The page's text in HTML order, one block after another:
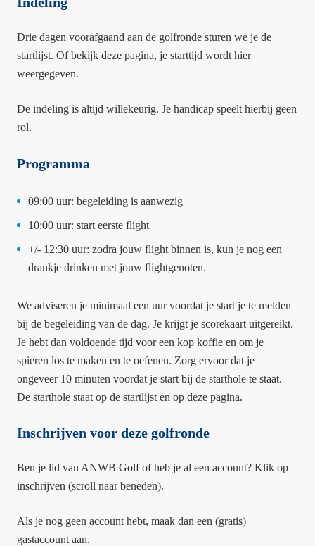
Drie dagen voorafgaand aan de golfronde sturen we je de
startlijst. Of bekijk deze pagina, je starttijd wordt hier
weergegeven.
De indeling is altijd willekeurig. Je handicap speelt hierbij geen
rol.
Programma
09:00 uur: begeleiding is aanwezig
10:00 uur: start eerste flight
+/- 12:30 uur: zodra jouw flight binnen is, kun je nog een
drankje drinken met jouw flightgenoten.
We adviseren je minimaal een uur voordat je start je te melden
bij de begeleiding van de dag. Je krijgt je scorekaart uitgereikt.
Je hebt dan voldoende tijd voor een kop koffie en om je
spieren los te maken en te oefenen. Zorg ervoor dat je
ongeveer 10 minuten voordat je start bij de starthole te staat.
De starthole staat op de startlijst en op deze pagina.
Inschrijven voor deze golfronde
Ben je lid van ANWB Golf of heb je al een account? Klik op
inschrijven (scroll naar beneden).
Als je nog geen account hebt, maak dan een (gratis)
gastaccount aan.